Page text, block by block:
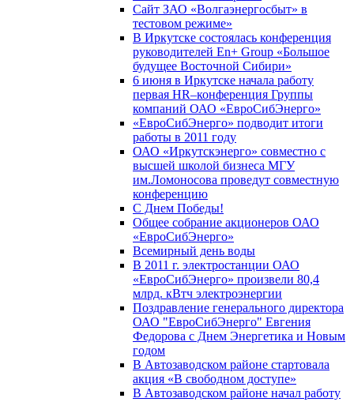
Сайт ЗАО «Волгаэнергосбыт» в
тестовом режиме»
В Иркутске состоялась конференция
руководителей En+ Group «Большое
будущее Восточной Сибири»
6 июня в Иркутске начала работу
первая HR–конференция Группы
компаний ОАО «ЕвроСибЭнерго»
«ЕвроСибЭнерго» подводит итоги
работы в 2011 году
ОАО «Иркутскэнерго» совместно с
высшей школой бизнеса МГУ
им.Ломоносова проведут совместную
конференцию
С Днем Победы!
Общее собрание акционеров ОАО
«ЕвроСибЭнерго»
Всемирный день воды
В 2011 г. электростанции ОАО
«ЕвроСибЭнерго» произвели 80,4
млрд. кВтч электроэнергии
Поздравление генерального директора
ОАО "ЕвроСибЭнерго" Евгения
Федорова с Днем Энергетика и Новым
годом
В Автозаводском районе стартовала
акция «В свободном доступе»
В Автозаводском районе начал работу